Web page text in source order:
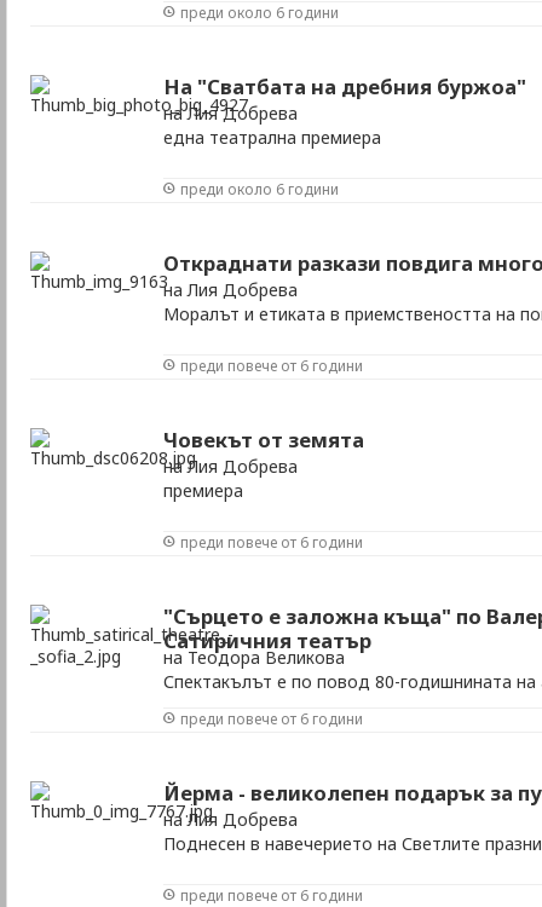
преди около 6 години
На "Сватбата на дребния буржоа"
на Лия Добрева
една театрална премиера
преди около 6 години
Откраднати разкази повдига
на Лия Добрева
Моралът и етиката в приемствеността на
преди повече от 6 години
Човекът от земята
на Лия Добрева
премиера
преди повече от 6 години
"Сърцето е заложна къща" по
Сатиричния театър
на Теодора Великова
Спектакълът е по повод 80-годишнината
преди повече от 6 години
Йерма - великолепен подарък за
на Лия Добрева
Поднесен в навечерието на Светлите
преди повече от 6 години